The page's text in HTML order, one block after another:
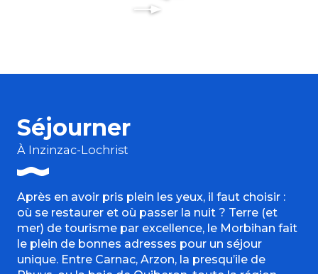
Séjourner
À Inzinzac-Lochrist
Après en avoir pris plein les yeux, il faut choisir :
où se restaurer et où passer la nuit ? Terre (et
mer) de tourisme par excellence, le Morbihan fait
le plein de bonnes adresses pour un séjour
unique. Entre Carnac, Arzon, la presqu’ile de